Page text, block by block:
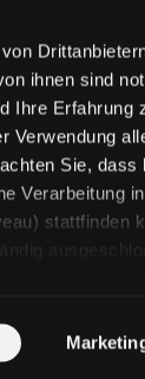
ihnen sind
Ihre Erfahrung
Verwendung
Sie, dass
Verarbeitung
stattfinden
Cookies und
unter